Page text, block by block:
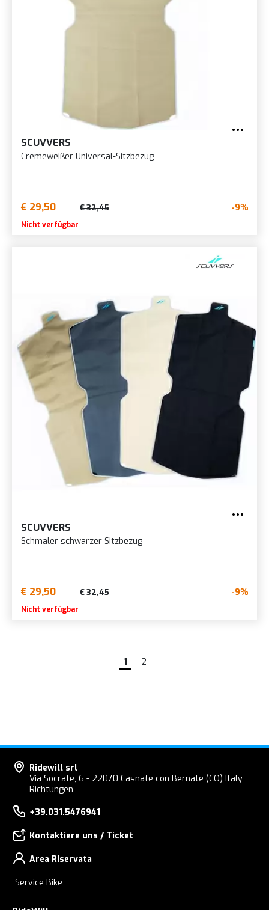
SCUVVERS
Cremeweißer Universal-Sitzbezug
€ 29,50 € 32,45 -9%
Nicht verfügbar
SCUVVERS
Schmaler schwarzer Sitzbezug
€ 29,50 € 32,45 -9%
Nicht verfügbar
1 2
Ridewill srl
Via Socrate, 6 - 22070 Casnate con Bernate (CO) Italy
Richtungen
+39.031.5476941
Kontaktiere uns / Ticket
Area RIservata
Service Bike